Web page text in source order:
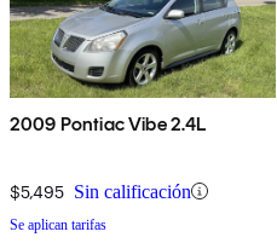
2009 Pontiac Vibe 2.4L
$5,495 Sin calificación
Se aplican tarifas